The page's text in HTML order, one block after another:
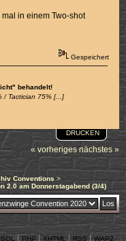
in einem Two-shot
Gespeichert
behandelt!
/ Tactician 75% [...]
DRUCKEN
« vorheriges nächstes »
Conventions >
2.0 am Donnerstagabend (3/4)
PHP XHTML RSS WAP2